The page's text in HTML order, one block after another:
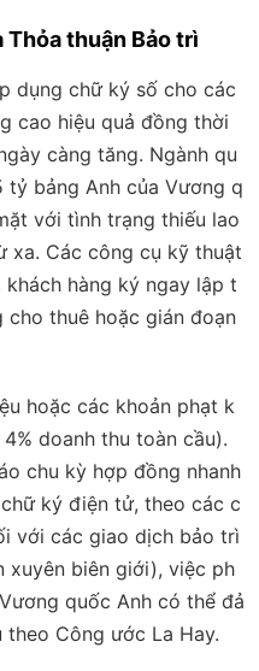
thuận Bảo trì
dụng chữ ký số cho các
cao hiệu quả đồng thời
càng tăng. Ngành qu
bảng Anh của Vương q
với tình trạng thiếu lao
xa. Các công cụ kỹ thuật
hàng ký ngay lập t
thuê hoặc gián đoạn
hoặc các khoản phạt k
doanh thu toàn cầu).
chu kỳ hợp đồng nhanh
ký điện tử, theo các c
với các giao dịch bảo trì
xuyên biên giới), việc ph
quốc Anh có thể đả
theo Công ước La Hay.